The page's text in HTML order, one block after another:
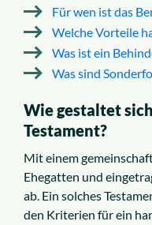
Für wen ist das
Welche Vorteile
Was ist ein
Was sind
Wie gestaltet
Testament?
Mit einem
Ehegatten und
ab. Ein solches
den Kriterien für ein